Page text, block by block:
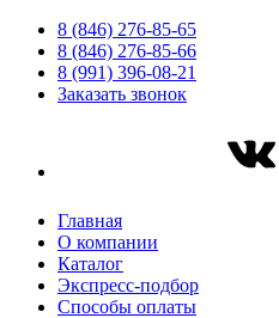
8 (846) 276-85-65
8 (846) 276-85-66
8 (991) 396-08-21
Заказать звонок
Главная
О компании
Каталог
Экспресс-подбор
Способы оплаты